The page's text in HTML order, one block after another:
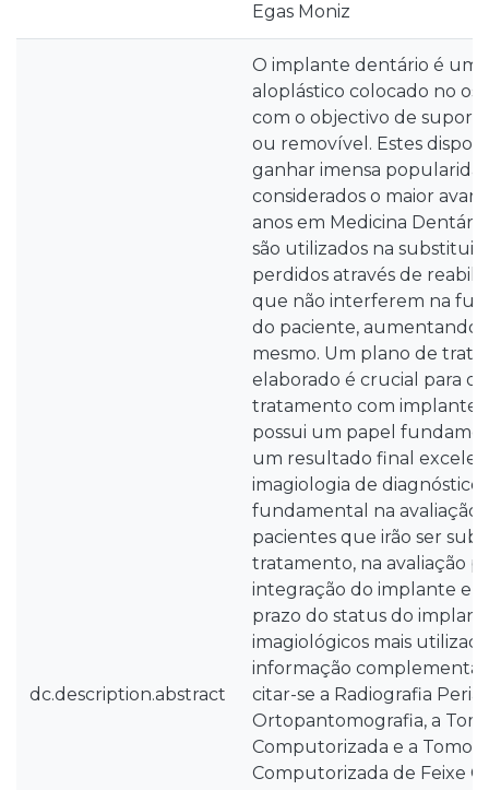
Egas Moniz
dc.description.abstract
O implante dentário é um
aloplástico colocado no
com o objectivo de
ou removível. Estes
ganhar imensa
considerados o maior
anos em Medicina
são utilizados na
perdidos através de
que não interferem na
do paciente, aumentando
mesmo. Um plano de
elaborado é crucial para o
tratamento com implantes
possui um papel
um resultado final
imagiologia de
fundamental na avaliação
pacientes que irão ser
tratamento, na avaliação
integração do implante e
prazo do status do
imagiológicos mais
informação
citar-se a Radiografia
Ortopantomografia, a
Computorizada e a
Computorizada de Feixe